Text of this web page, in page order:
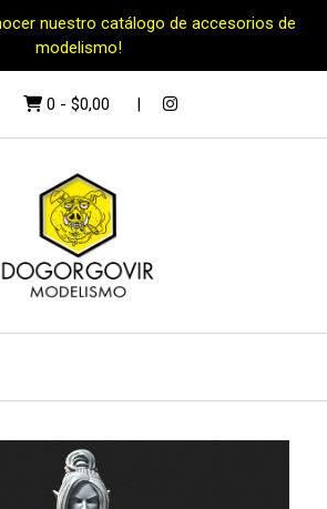
nuestro catálogo de accesorios de
modelismo!
0 - $0,00